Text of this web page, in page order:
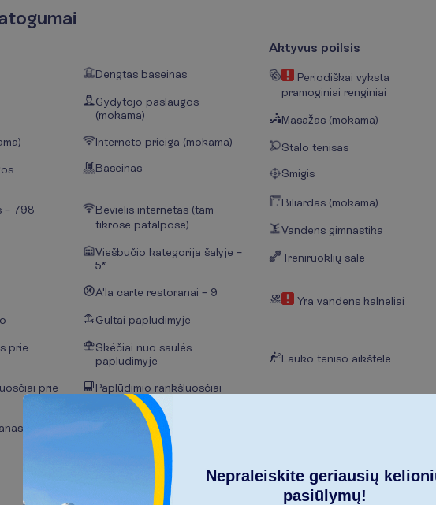
togumai
Dengtas baseinas
Gydytojo paslaugos
(mokama)
Interneto prieiga (mokama)
Baseinas
– 798
Bevielis internetas (tam
tikrose patalpose)
Viešbučio kategorija šalyje –
5*
A'la carte restoranai – 9
Gultai paplūdimyje
prie
Skėčiai nuo saulės
paplūdimyje
prie
Paplūdimio rankšluosčiai
paplūdimyje
Aktyvus poilsis
Periodiškai vyksta
pramoginiai renginiai
Masažas (mokama)
Stalo tenisas
Smigis
Biliardas (mokama)
Vandens gimnastika
Treniruoklių salė
Yra vandens kalneliai
Lauko teniso aikštelė
R t v sus
Nepraleiskite geriausių
pasiūlymų!